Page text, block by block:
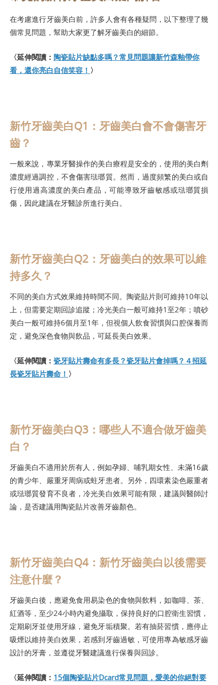
在考慮進行牙齒美白前，許多人會有各種疑問，以下整理了幾
個常見問題，幫助大家更了解牙齒美白的細節。
〈延伸閱讀： 陶瓷貼片缺點多嗎？常見問題讓新竹森釉帶你
看，還你亮白自信笑容！ 〉
新竹牙齒美白Q1：牙齒美白會不會傷害牙
齒？
一般來說，專業牙醫操作的美白療程是安全的，使用的美白劑
濃度經過調控，不會傷害琺瑯質。然而，過度頻繁的美白或自
行使用過高濃度的美白產品，可能導致牙齒敏感或琺瑯質損
傷，因此建議在牙醫診所進行美白。
新竹牙齒美白Q2：牙齒美白的效果可以維
持多久？
不同的美白方式效果維持時間不同。陶瓷貼片則可維持10年以
上，但需要定期回診追蹤；冷光美白一般可維持1至2年；噴砂
美白一般可維持6個月至1年，但視個人飲食習慣與口腔保養而
定，避免深色食物與飲品，可延長美白效果。
〈延伸閱讀： 瓷牙貼片壽命有多長？瓷牙貼片會掉嗎？４招延
長瓷牙貼片壽命！ 〉
新竹牙齒美白Q3：哪些人不適合做牙齒美
白？
牙齒美白不適用於所有人，例如孕婦、哺乳期女性、未滿16歲
的青少年、嚴重牙周病或蛀牙患者。另外，四環素染色嚴重者
或琺瑯質發育不良者，冷光美白效果可能有限，建議與醫師討
論，是否建議用陶瓷貼片改善牙齒顏色。
新竹牙齒美白Q4：新竹牙齒美白以後需要
注意什麼？
牙齒美白後，應避免食用易染色的食物與飲料，如咖啡、茶、
紅酒等，至少24小時內避免攝取，保持良好的口腔衛生習慣，
定期刷牙並使用牙線，避免牙垢積聚。若有抽菸習慣，應停止
吸煙以維持美白效果，若感到牙齒過敏，可使用專為敏感牙齒
設計的牙膏，並遵從牙醫建議進行保養與回診。
〈延伸閱讀： 15個陶瓷貼片Dcard常見問題，愛美的你絕對要